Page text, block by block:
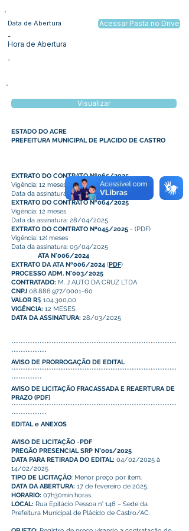
Data de Abertura
-
Hora de Abertura
-
Acessar Pasta no Drive
Visualizar
ESTADO DO ACRE
PREFEITURA MUNICIPAL DE PLACIDO DE CASTRO
EXTRATO DO CONTRATO Nº065/2025
Vigência: 12 meses
Data da assinatura: 28/04/2025
EXTRATO DO CONTRATO Nº064/2025
Vigência: 12 meses
Data da assinatura: 28/04/2025
EXTRATO DO CONTRATO Nº045/2025 - (PDF)
Vigência: 12( meses
Data da assinatura: 09/04/2025
ATA N°006/2024
EXTRATO DA ATA Nº006/2024 (PDF)
PROCESSO ADM. N°003/2025
CONTRATADO: M. J AUTO DA CRUZ LTDA
CNPJ 08.886.977/0001-60
VALOR R$ 104.300,00
VIGÊNCIA: 12 MESES
DATA DA ASSINATURA: 28/03/2025
**********************************************************************
***************
AVISO DE PRORROGAÇÃO DE EDITAL
**********************************************************************
*************
AVISO DE LICITAÇÃO FRACASSADA E REAERTURA DE
PRAZO (PDF)
**********************************************************************
***************
EDITAL e ANEXOS
AVISO DE LICITAÇÃO -PDF
PREGÃO PRESENCIAL SRP N°001/2025
DATA PARA RETIRADA DO EDITAL: 04/02/2025 à
14/02/2025
TIPO DE LICITAÇÃO: Menor preço por item.
DATA DA ABERTURA: 17 de fevereiro de 2025.
HORARIO: 07h30min horas.
LOCAL: Rua Epitácio Pessoa n° 146 – Sede da
Prefeitura Municipal de Plácido de Castro/AC.